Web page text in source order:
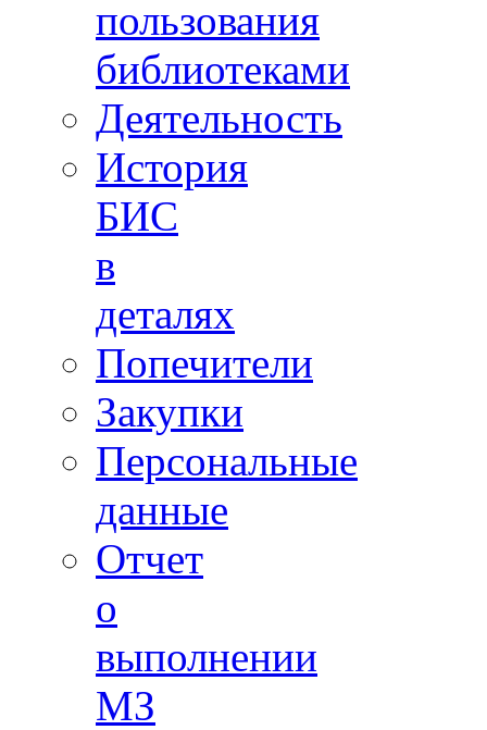
пользования
библиотеками
Деятельность
История
БИС
в
деталях
Попечители
Закупки
Персональные
данные
Отчет
о
выполнении
МЗ